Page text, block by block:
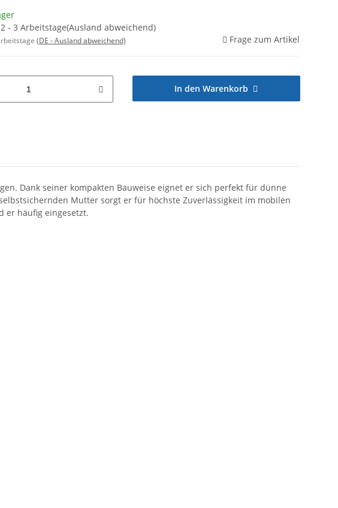
- 3 Arbeitstage(Ausland abweichend)
(DE - Ausland abweichend) Frage zum Artikel
In den Warenkorb
Dank seiner kompakten Bauweise eignet er sich perfekt für dünne
Mutter sorgt er für höchste Zuverlässigkeit im mobilen
er häufig eingesetzt.